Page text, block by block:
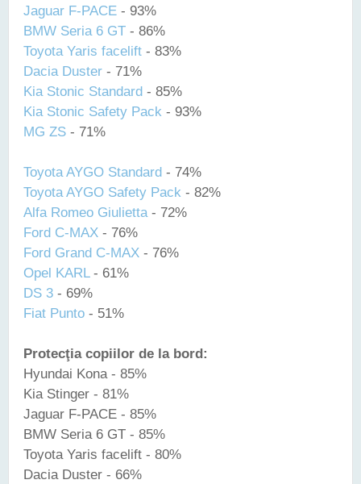
Jaguar F-PACE - 93%
BMW Seria 6 GT - 86%
Toyota Yaris facelift - 83%
Dacia Duster - 71%
Kia Stonic Standard - 85%
Kia Stonic Safety Pack - 93%
MG ZS - 71%
Toyota AYGO Standard - 74%
Toyota AYGO Safety Pack - 82%
Alfa Romeo Giulietta- 72%
Ford C-MAX - 76%
Ford Grand C-MAX - 76%
Opel KARL- 61%
DS 3 - 69%
Fiat Punto - 51%
Protecţia copiilor de la bord:
Hyundai Kona - 85%
Kia Stinger - 81%
Jaguar F-PACE - 85%
BMW Seria 6 GT - 85%
Toyota Yaris facelift - 80%
Dacia Duster - 66%